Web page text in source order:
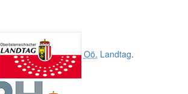
Oö. Landtag.